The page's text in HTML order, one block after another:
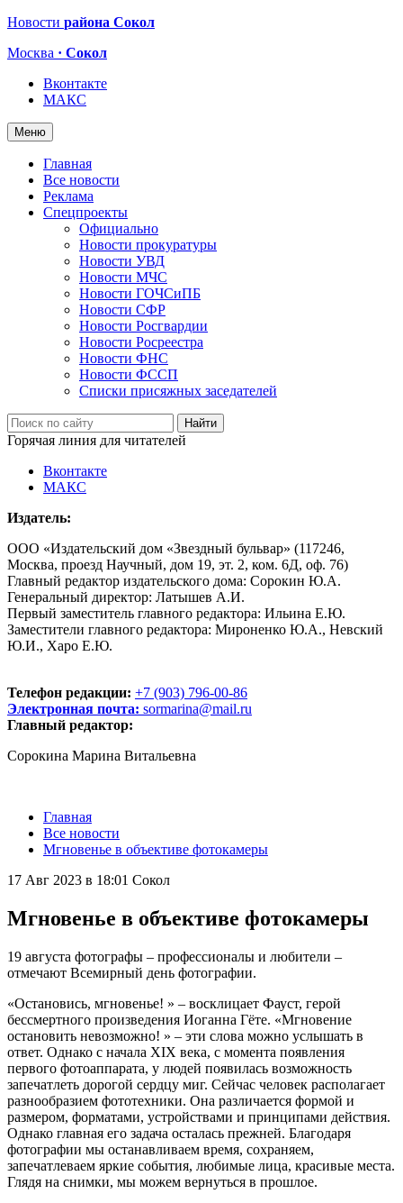
Новости района Сокол
Москва · Сокол
Вконтакте
МАКС
Меню
Главная
Все новости
Реклама
Спецпроекты
Официально
Новости прокуратуры
Новости УВД
Новости МЧС
Новости ГОЧСиПБ
Новости СФР
Новости Росгвардии
Новости Росреестра
Новости ФНС
Новости ФССП
Списки присяжных заседателей
Горячая линия для читателей
Вконтакте
МАКС
Издатель:
ООО «Издательский дом «Звездный бульвар» (117246,
Москва, проезд Научный, дом 19, эт. 2, ком. 6Д, оф. 76)
Главный редактор издательского дома: Сорокин Ю.А.
Генеральный директор: Латышев А.И.
Первый заместитель главного редактора: Ильина Е.Ю.
Заместители главного редактора: Мироненко Ю.А., Невский
Ю.И., Харо Е.Ю.
Телефон редакции: +7 (903) 796-00-86
Электронная почта: sormarina@mail.ru
Главный редактор:
Сорокина Марина Витальевна
Главная
Все новости
Мгновенье в объективе фотокамеры
17 Авг 2023 в 18:01 Сокол
Мгновенье в объективе фотокамеры
19 августа фотографы – профессионалы и любители –
отмечают Всемирный день фотографии.
«Остановись, мгновенье! » – восклицает Фауст, герой
бессмертного произведения Иоганна Гёте. «Мгновение
остановить невозможно! » – эти слова можно услышать в
ответ. Однако с начала XIX века, с момента появления
первого фотоаппарата, у людей появилась возможность
запечатлеть дорогой сердцу миг. Сейчас человек располагает
разнообразием фототехники. Она различается формой и
размером, форматами, устройствами и принципами действия.
Однако главная его задача осталась прежней. Благодаря
фотографии мы останавливаем время, сохраняем,
запечатлеваем яркие события, любимые лица, красивые места.
Глядя на снимки, мы можем вернуться в прошлое.